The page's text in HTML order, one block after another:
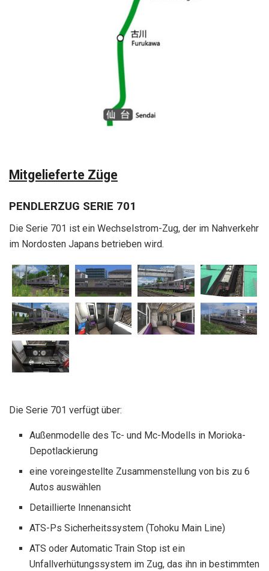
Mitgelieferte Züge
PENDLERZUG SERIE 701
Die Serie 701 ist ein Wechselstrom-Zug, der im Nahverkehr
im Nordosten Japans betrieben wird.
Die Serie 701 verfügt über:
Außenmodelle des Tc- und Mc-Modells in Morioka-
Depotlackierung
eine voreingestellte Zusammenstellung von bis zu 6
Autos auswählen
Detaillierte Innenansicht
ATS-Ps Sicherheitssystem (Tohoku Main Line)
ATS oder Automatic Train Stop ist ein
Unfallverhütungssystem im Zug, das ihn in bestimmten